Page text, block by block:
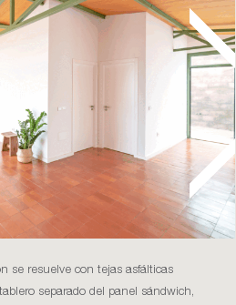
se resuelve con tejas asfálticas
separado del panel sándwich,